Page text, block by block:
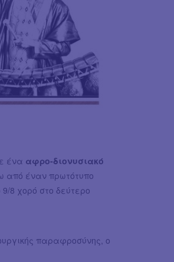
ένα αφρο-διονυσιακό
από έναν πρωτότυπο
8 χορό στο δεύτερο
παραφροσύνης, ο